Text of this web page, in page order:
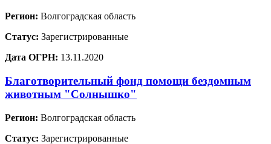
Регион: Волгоградская область
Статус: Зарегистрированные
Дата ОГРН: 13.11.2020
Благотворительный фонд помощи бездомным
животным "Солнышко"
Регион: Волгоградская область
Статус: Зарегистрированные